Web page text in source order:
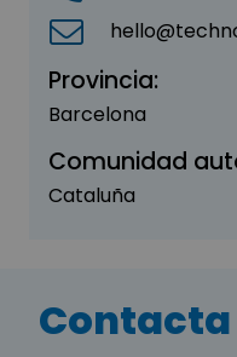
Provincia:
Barcelona
Comunidad
Cataluña
Contacta